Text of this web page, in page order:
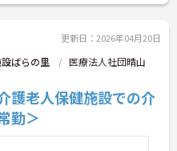
更新日：2026年04月20日
ばらの里
医療法人社団晴山
護老人保健施設での介
勤＞